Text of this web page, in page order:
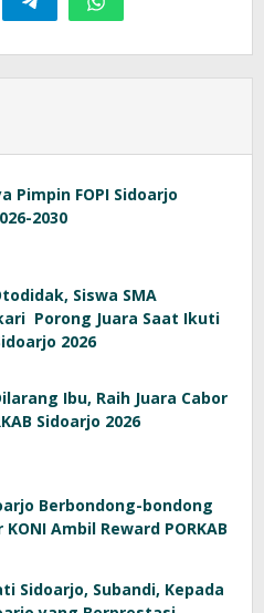
Pimpin FOPI Sidoarjo
2030
Siswa SMA
Porong Juara Saat Ikuti
2026
Ibu, Raih Juara Cabor
Sidoarjo 2026
Berbondong-bondong
Ambil Reward PORKAB
Sidoarjo, Subandi, Kepada